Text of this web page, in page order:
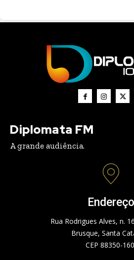
Diplomata FM
A grande audiência.
Endereço
Rua Rodrigues Alves, n.
Brusque, Santa
CEP 88350-